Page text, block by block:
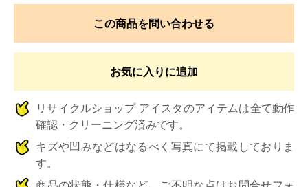
この商品を問い合わせる
お気に入りに追加
リサイクルショップ アイスタのアイテムは全て動作
確認・クリーニング済みです。
キズや凹みなどはなるべく写真にて掲載しておりま
す。